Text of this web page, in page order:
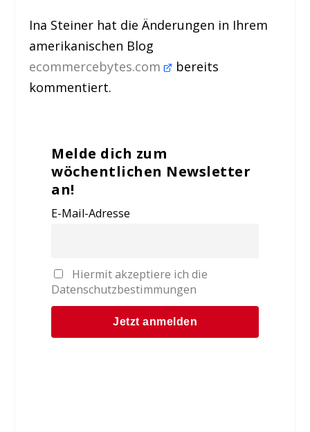
Ina Steiner hat die Änderungen in Ihrem
amerikanischen Blog
ecommercebytes.com
bereits
kommentiert.
Melde dich zum
wöchentlichen Newsletter
an!
E-Mail-Adresse
Hiermit akzeptiere ich die
Datenschutzbestimmungen